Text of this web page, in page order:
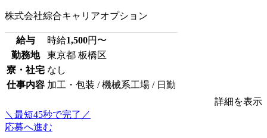
株式会社綜合キャリアオプション
給与 時給1,500円〜
勤務地
東京都 板橋区
寮・社宅 なし
仕事内容 加工・包装 / 機械系工場 / 日勤
詳細を表示
＼最短45秒で完了／
応募へ進む